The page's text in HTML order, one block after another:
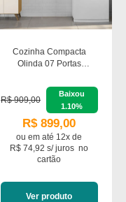
Cozinha Compacta
Olinda 07 Portas
R$ 909,00
Baixou
1.10%
R$ 899,00
ou em até 12x de
R$ 74,92 s/ juros no
cartão
Ver produto